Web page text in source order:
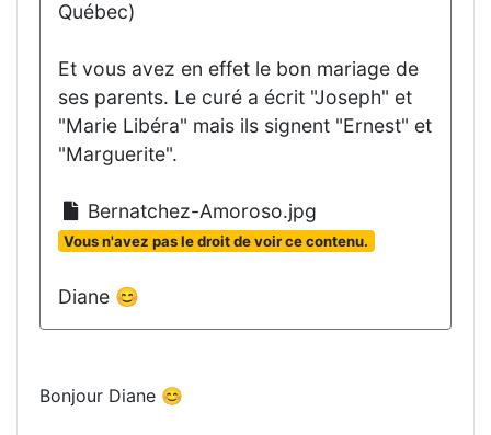
Québec)
Et vous avez en effet le bon mariage de
ses parents. Le curé a écrit "Joseph" et
"Marie Libéra" mais ils signent "Ernest" et
"Marguerite".
Bernatchez-Amoroso.jpg
Vous n'avez pas le droit de voir ce contenu.
Diane 😊
Bonjour Diane 😊